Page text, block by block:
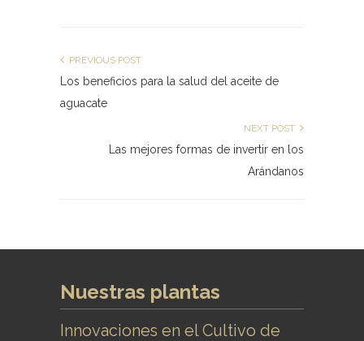
PREVIOUS POST
Los beneficios para la salud del aceite de
aguacate
NEXT POST
Las mejores formas de invertir en los
Arándanos
Nuestras plantas
Innovaciones en el Cultivo de